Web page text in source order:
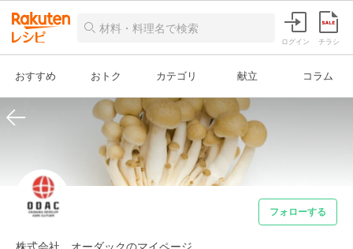
ログイン チラシ
おすすめ おトク カテゴリ 献立 コラム
フォローする
株式会社 オーダックのマイページ